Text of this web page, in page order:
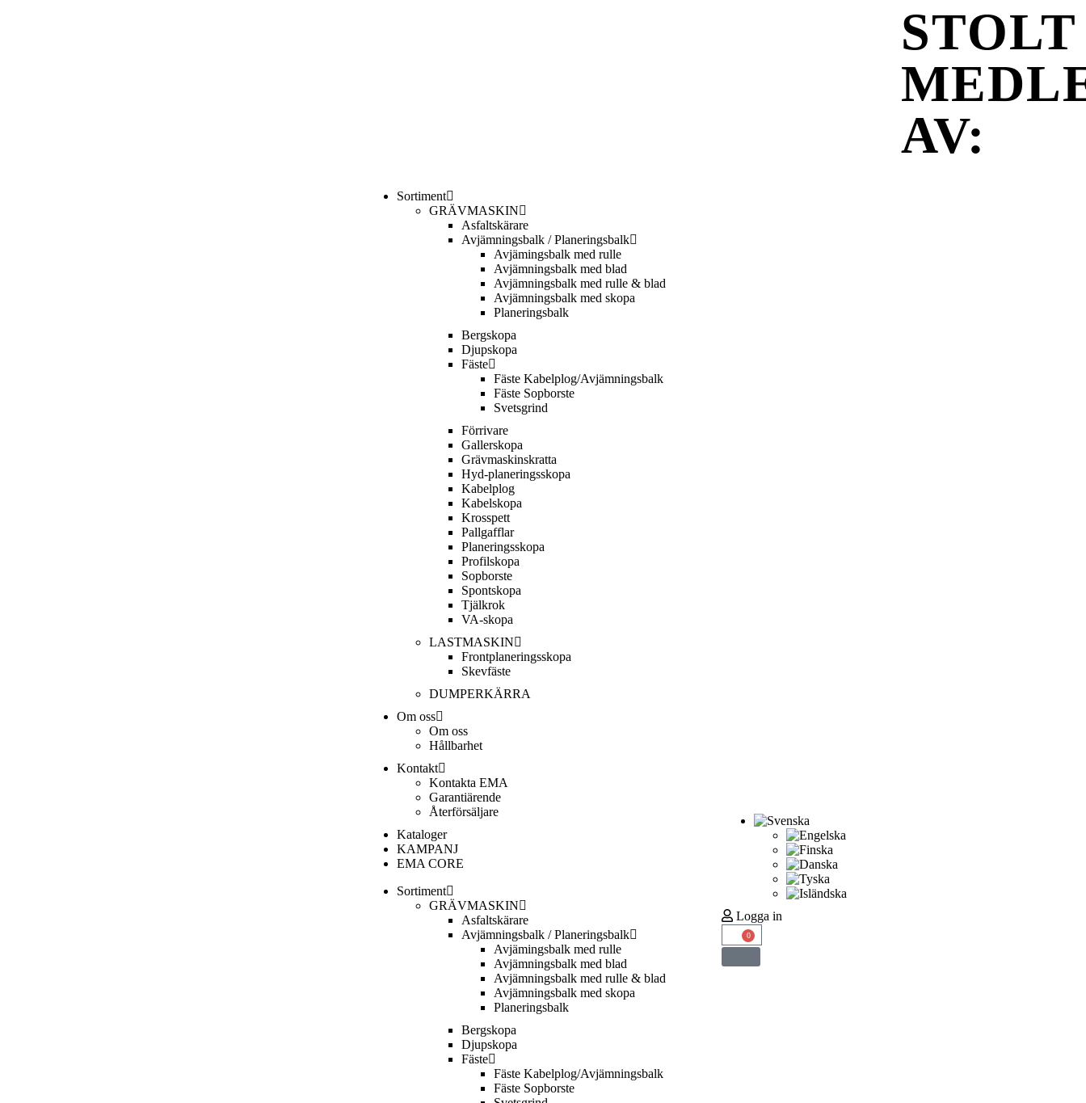
STOLT
AV:
Sortiment
GRÄV­MASKIN
Asfalt­skärare
Avjämnings­balk / Planeringsbalk
Avjämingsbalk med rulle
Avjämningsbalk med blad
Avjämningsbalk med rulle & blad
Avjämningsbalk med skopa
Planerings­balk
Berg­skopa
Djup­skopa
Fäste
Fäste Kabel­­plog/­Avjämnings­­balk
Fäste Sop­borste
Svets­grind
Förrivare
Galler­skopa
Gräv­maskins­kratta
Hyd­-planerings­skopa
Kabel­plog
Kabel­skopa
Kros­spett
Pallgafflar
Planerings­skopa
Profil­skopa
Sop­borste
Spont­skopa
Tjäl­krok
VA­-skopa
LAST­MASKIN
Front­planerings­skopa
Skev­fäste
DUMPER­KÄRRA
Om oss
Om oss
Hållbarhet
Kontakt
Kontakta EMA
Garantiärende
Återförsäljare
Kataloger
KAMPANJ
EMA CORE
Sortiment
GRÄV­MASKIN
Asfalt­skärare
Avjämnings­balk / Planeringsbalk
Avjämingsbalk med rulle
Avjämningsbalk med blad
Avjämningsbalk med rulle & blad
Avjämningsbalk med skopa
Planerings­balk
Berg­skopa
Djup­skopa
Fäste
Fäste Kabel­­plog/­Avjämnings­­balk
Fäste Sop­borste
Logga in
0